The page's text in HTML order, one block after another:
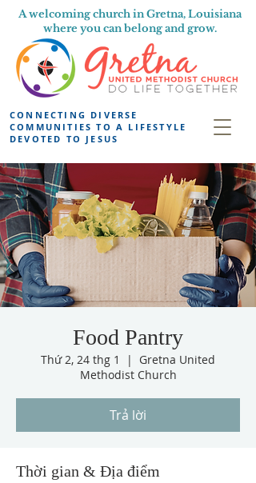
A welcoming church in Gretna, Louisiana
where you can belong and grow.
CONNECTING DIVERSE
COMMUNITIES TO A LIFESTYLE
DEVOTED TO JESUS
Food Pantry
Thứ 2, 24 thg 1
  |
Gretna United
Methodist Church
Trả lời
Thời gian & Địa điểm